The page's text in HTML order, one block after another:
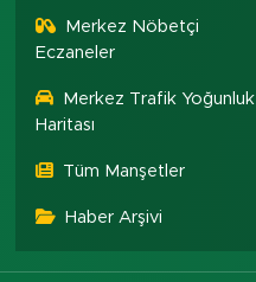
Merkez Nöbetçi
Eczaneler
Merkez Trafik Yoğunluk
Haritası
Tüm Manşetler
Haber Arşivi